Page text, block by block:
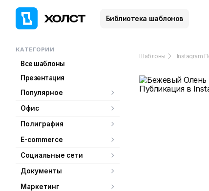
Библиотека шаблонов
КАТЕГОРИИ
Все шаблоны
Презентация
Популярное
Офис
Полиграфия
E-commerce
Социальные сети
Документы
Маркетинг
Шаблоны Instagram